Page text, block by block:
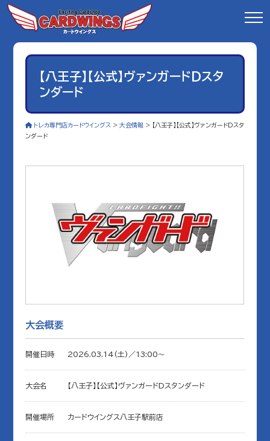
【八王子】【公式】ヴァンガードDスタ
ンダード
トレカ専門店カードウイングス >大会情報 > 【八王子】【公式】ヴァンガードDスタ
ンダード
大会概要
開催日時 2026.03.14(土)／13:00〜
大会名 【八王子】【公式】ヴァンガードDスタンダード
開催場所 カードウイングス八王子駅前店